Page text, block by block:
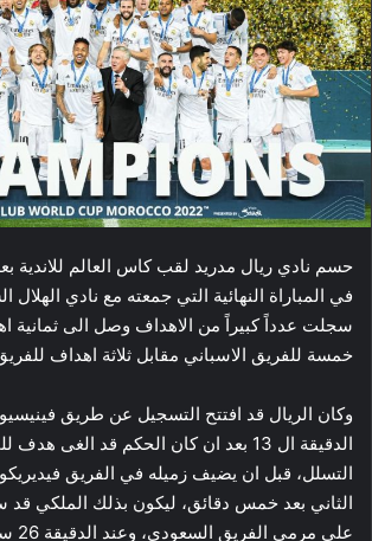
حسم نادي ​ريال مدريد​ لقب ​كاس العالم للاندية​
في المباراة النهائية التي جمعته مع نادي ​الهلال​
سجلت عدداً كبيراً من الاهداف وصل الى ثمانية
خمسة للفريق الاسباني مقابل ثلاثة اهداف
وكان الريال قد افتتح التسجيل عن طريق
الدقيقة ال 13 بعد ان كان الحكم قد الغى
التسلل، قبل ان يضيف زميله في الفريق
الثاني بعد خمس دقائق، ليكون بذلك الملكي
على